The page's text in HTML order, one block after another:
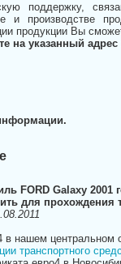
поддержку,
и производстве
продукции Вы
на указанный
FORD Galaxy 2001
для прохождения
в нашем
транспортного